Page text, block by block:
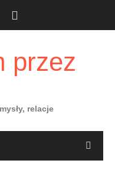
przez
relacje